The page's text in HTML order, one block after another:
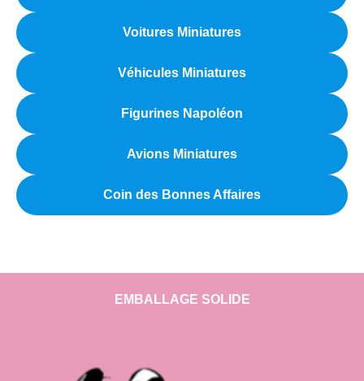
Voitures Miniatures
Véhicules Miniatures
Figurines Napoléon
Avions Miniatures
Coin des Bonnes Affaires
EMBALLAGE SOLIDE